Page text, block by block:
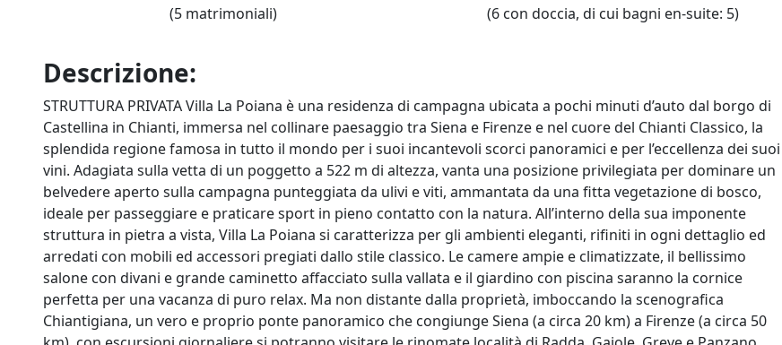
(5 matrimoniali)
(6 con doccia, di cui bagni en-suite: 5)
Descrizione:
STRUTTURA PRIVATA Villa La Poiana è una residenza di campagna ubicata a pochi minuti d’auto dal borgo di
Castellina in Chianti, immersa nel collinare paesaggio tra Siena e Firenze e nel cuore del Chianti Classico, la
splendida regione famosa in tutto il mondo per i suoi incantevoli scorci panoramici e per l’eccellenza dei suoi
vini. Adagiata sulla vetta di un poggetto a 522 m di altezza, vanta una posizione privilegiata per dominare un
belvedere aperto sulla campagna punteggiata da ulivi e viti, ammantata da una fitta vegetazione di bosco,
ideale per passeggiare e praticare sport in pieno contatto con la natura. All’interno della sua imponente
struttura in pietra a vista, Villa La Poiana si caratterizza per gli ambienti eleganti, rifiniti in ogni dettaglio ed
arredati con mobili ed accessori pregiati dallo stile classico. Le camere ampie e climatizzate, il bellissimo
salone con divani e grande caminetto affacciato sulla vallata e il giardino con piscina saranno la cornice
perfetta per una vacanza di puro relax. Ma non distante dalla proprietà, imboccando la scenografica
Chiantigiana, un vero e proprio ponte panoramico che congiunge Siena (a circa 20 km) a Firenze (a circa 50